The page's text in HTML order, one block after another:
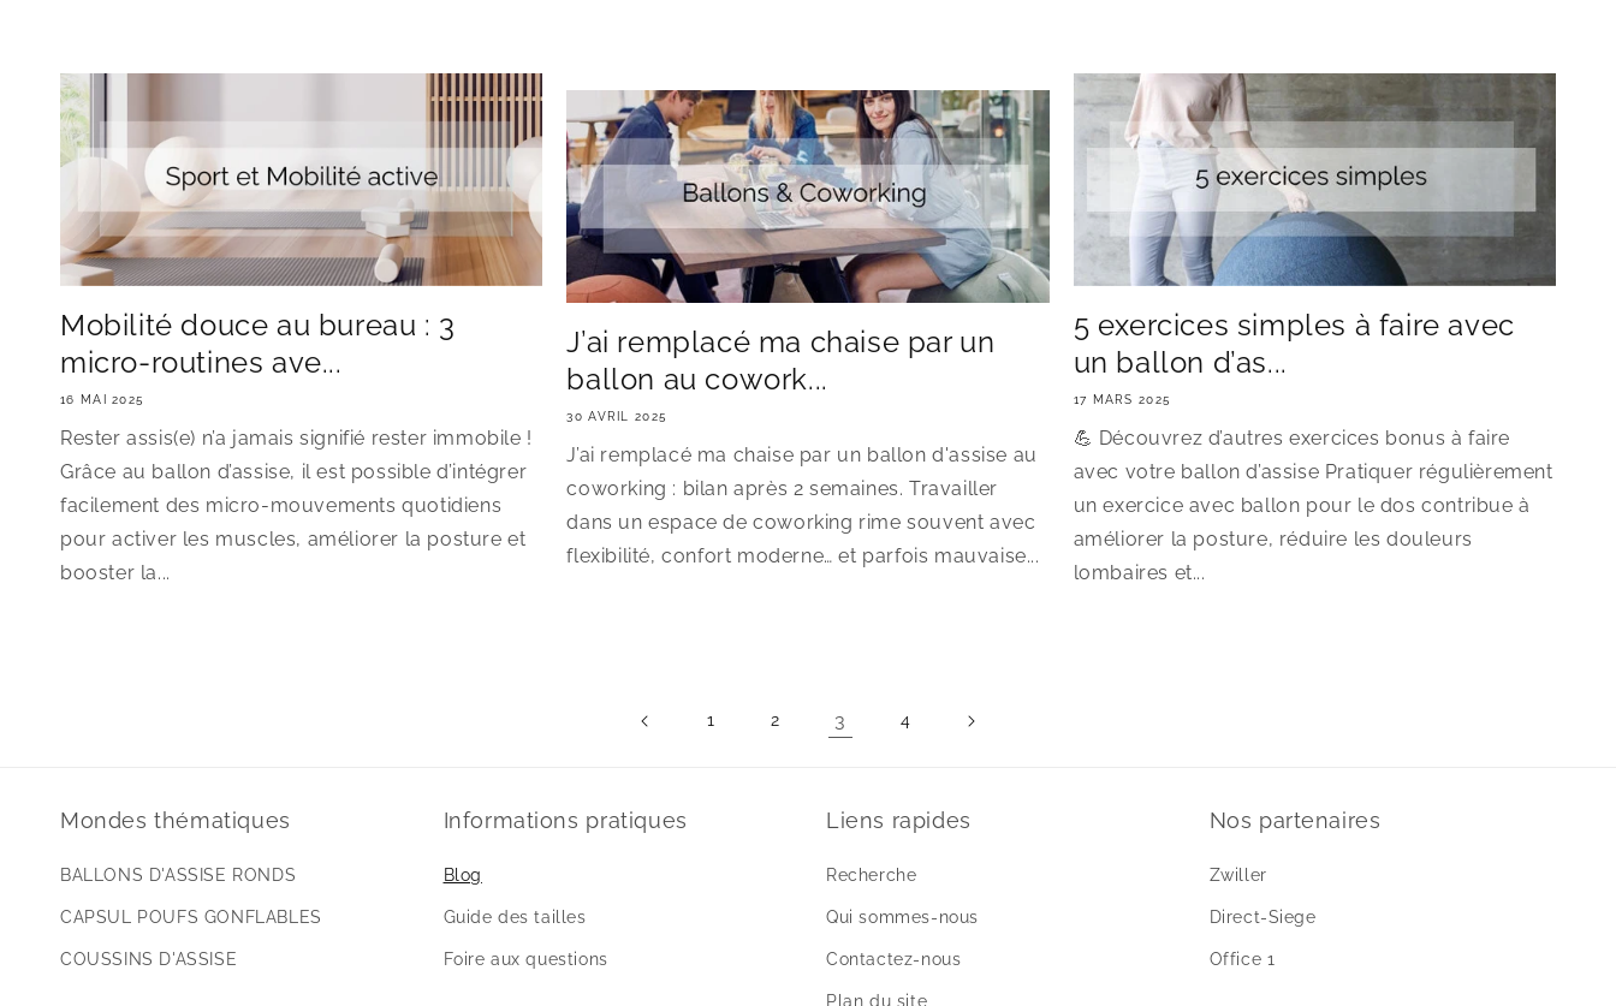
Mobilité douce au bureau : 3
micro-routines ave...
16 MAI 2025
Rester assis(e) n’a jamais signifié rester immobile !
Grâce au ballon d’assise, il est possible d’intégrer
facilement des micro-mouvements quotidiens
pour activer les muscles, améliorer la posture et
booster la...
J’ai remplacé ma chaise par un
ballon au cowork...
30 AVRIL 2025
J’ai remplacé ma chaise par un ballon d'assise au
coworking : bilan après 2 semaines. Travailler
dans un espace de coworking rime souvent avec
flexibilité, confort moderne… et parfois mauvaise...
5 exercices simples à faire avec
un ballon d’as...
17 MARS 2025
💪 Découvrez d’autres exercices bonus à faire
avec votre ballon d’assise Pratiquer régulièrement
un exercice avec ballon pour le dos contribue à
améliorer la posture, réduire les douleurs
lombaires et...
1 2 3 4
Mondes thématiques
BALLONS D'ASSISE RONDS
CAPSUL POUFS GONFLABLES
COUSSINS D'ASSISE
Informations pratiques
Blog
Guide des tailles
Foire aux questions
Liens rapides
Recherche
Qui sommes-nous
Contactez-nous
Plan du site
Nos partenaires
Zwiller
Direct-Siege
Office 1